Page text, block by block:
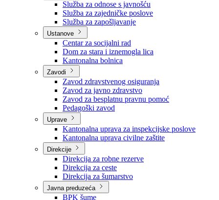
Službe
Služba za odnose s javnošću
Služba za zajedničke poslove
Služba za zapošljavanje
Ustanove
Centar za socijalni rad
Dom za stara i iznemogla lica
Kantonalna bolnica
Zavodi
Zavod zdravstvenog osiguranja
Zavod za javno zdravstvo
Zavod za besplatnu pravnu pomoć
Pedagoški zavod
Uprave
Kantonalna uprava za inspekcijske poslove
Kantonalna uprava civilne zaštite
Direkcije
Direkcija za robne rezerve
Direkcija za ceste